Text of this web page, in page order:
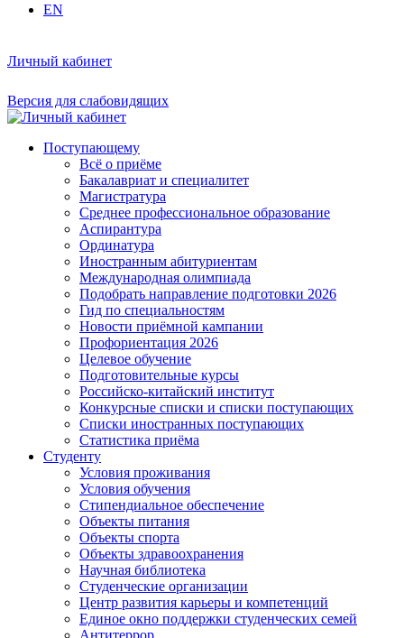
EN
Личный кабинет
Версия для слабовидящих
Поступающему
Всё о приёме
Бакалавриат и специалитет
Магистратура
Среднее профессиональное образование
Аспирантура
Ординатура
Иностранным абитуриентам
Международная олимпиада
Подобрать направление подготовки 2026
Гид по специальностям
Новости приёмной кампании
Профориентация 2026
Целевое обучение
Подготовительные курсы
Российско-китайский институт
Конкурсные списки и списки поступающих
Списки иностранных поступающих
Статистика приёма
Студенту
Условия проживания
Условия обучения
Стипендиальное обеспечение
Объекты питания
Объекты спорта
Объекты здравоохранения
Научная библиотека
Студенческие организации
Центр развития карьеры и компетенций
Единое окно поддержки студенческих семей
Антитеррор